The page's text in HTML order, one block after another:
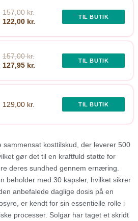
157,00 kr.
122,00 kr.
TIL BUTIK
157,00 kr.
127,95 kr.
TIL BUTIK
129,00 kr. TIL BUTIK
sammensat kosttilskud, der leverer 500
gør det til en kraftfuld støtte for
deres sundhed gennem ernæring.
beholder med 30 kapsler, hvilket sikrer
anbefalede daglige dosis på en
er kendt for sin essentielle rolle i
processer. Solgar har taget et skridt